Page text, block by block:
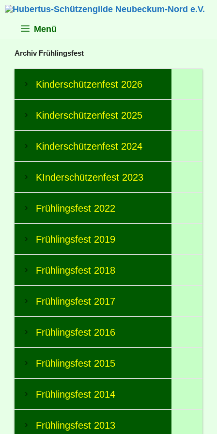
Zum
Inhalt
Menü
Archiv Frühlingsfest
Kinderschützenfest 2026
Kinderschützenfest 2025
Kinderschützenfest 2024
KInderschützenfest 2023
Frühlingsfest 2022
Frühlingsfest 2019
Frühlingsfest 2018
Frühlingsfest 2017
Frühlingsfest 2016
Frühlingsfest 2015
Frühlingsfest 2014
Frühlingsfest 2013